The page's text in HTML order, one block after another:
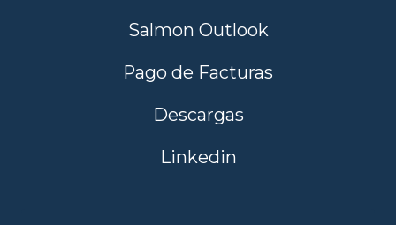
Salmon Outlook
Pago de Facturas
Descargas
Linkedin